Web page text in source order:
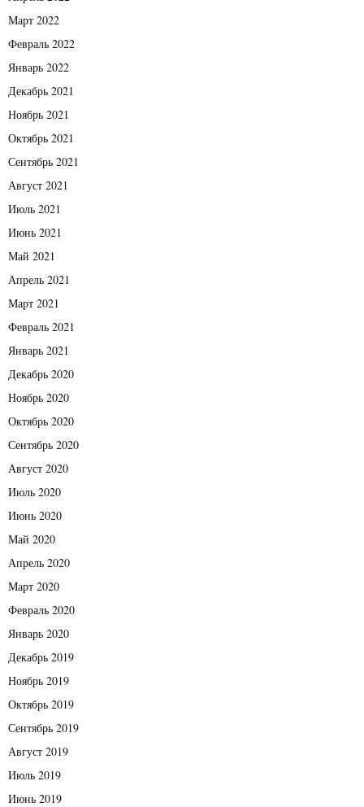
Март 2022
Февраль 2022
Январь 2022
Декабрь 2021
Ноябрь 2021
Октябрь 2021
Сентябрь 2021
Август 2021
Июль 2021
Июнь 2021
Май 2021
Апрель 2021
Март 2021
Февраль 2021
Январь 2021
Декабрь 2020
Ноябрь 2020
Октябрь 2020
Сентябрь 2020
Август 2020
Июль 2020
Июнь 2020
Май 2020
Апрель 2020
Март 2020
Февраль 2020
Январь 2020
Декабрь 2019
Ноябрь 2019
Октябрь 2019
Сентябрь 2019
Август 2019
Июль 2019
Июнь 2019